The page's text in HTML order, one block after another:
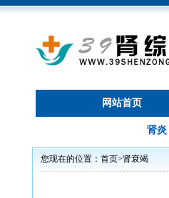
网站首页
肾炎
您现在的位置： 首页>肾衰竭